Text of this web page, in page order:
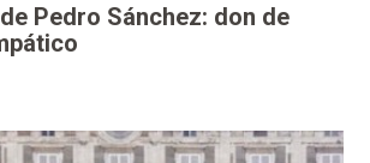
Pedro Sánchez: don de